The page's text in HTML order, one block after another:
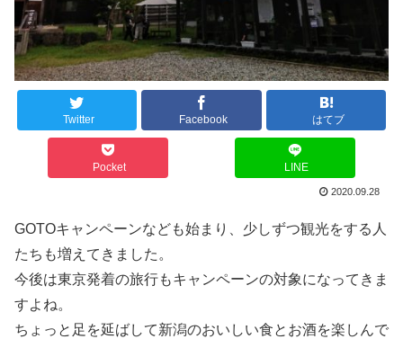
Twitter Facebook はてブ
Pocket LINE
2020.09.28
GOTOキャンペーンなども始まり、少しずつ観光をする人
たちも増えてきました。
今後は東京発着の旅行もキャンペーンの対象になってきま
すよね。
ちょっと足を延ばして新潟のおいしい食とお酒を楽しんで